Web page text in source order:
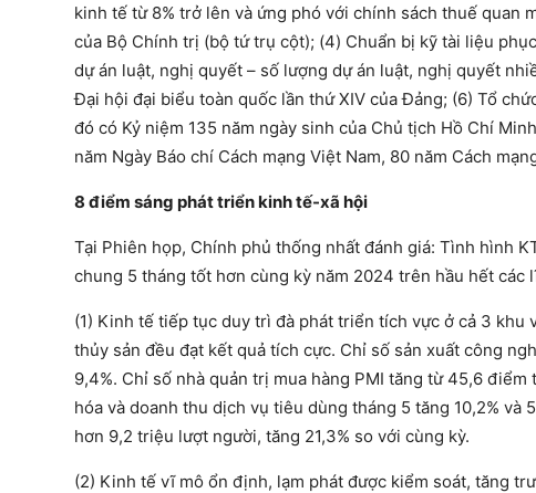
kinh tế từ 8% trở lên và ứng phó với chính sách thuế quan
của Bộ Chính trị (bộ tứ trụ cột); (4) Chuẩn bị kỹ tài liệu
dự án luật, nghị quyết – số lượng dự án luật, nghị quyết
Đại hội đại biểu toàn quốc lần thứ XIV của Đảng; (6) Tổ
đó có Kỷ niệm 135 năm ngày sinh của Chủ tịch Hồ Chí
năm Ngày Báo chí Cách mạng Việt Nam, 80 năm Cách
8 điểm sáng phát triển kinh tế-xã hội
Tại Phiên họp, Chính phủ thống nhất đánh giá: Tình hình
chung 5 tháng tốt hơn cùng kỳ năm 2024 trên hầu hết các
(1) Kinh tế tiếp tục duy trì đà phát triển tích vực ở cả 3
thủy sản đều đạt kết quả tích cực. Chỉ số sản xuất công
9,4%. Chỉ số nhà quản trị mua hàng PMI tăng từ 45,6
hóa và doanh thu dịch vụ tiêu dùng tháng 5 tăng 10,2%
hơn 9,2 triệu lượt người, tăng 21,3% so với cùng kỳ.
(2) Kinh tế vĩ mô ổn định, lạm phát được kiểm soát, tăng